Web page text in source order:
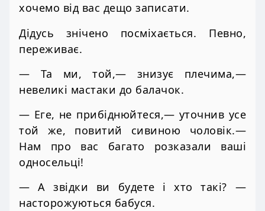
хочемо від вас дещо записати.
Дідусь знічено посміхається. Певно,
переживає.
— Та ми, той,— знизує плечима,—
невеликі мастаки до балачок.
— Еге, не прибіднюйтеся,— уточнив усе
той же, повитий сивиною чоловік.—
Нам про вас багато розказали ваші
односельці!
— А звідки ви будете і хто такі? —
насторожуються бабуся.